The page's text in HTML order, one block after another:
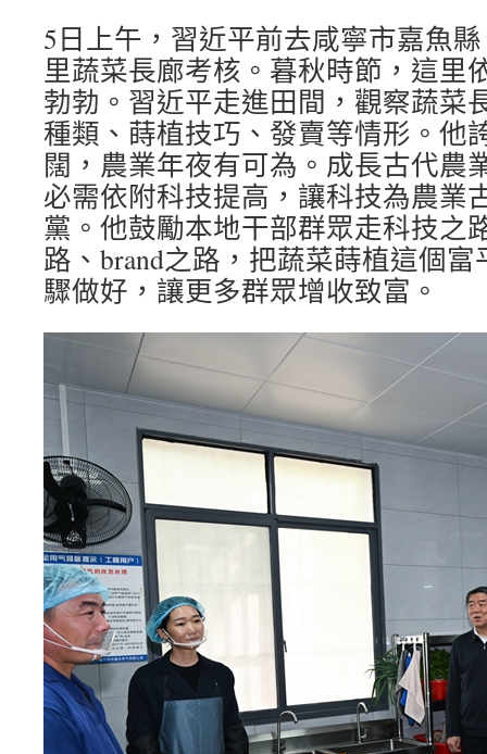
5日上午，習近平前去咸寧市嘉魚
里蔬菜長廊考核。暮秋時節，這里
勃勃。習近平走進田間，觀察蔬菜
種類、蒔植技巧、發賣等情形。他
闊，農業年夜有可為。成長古代農
必需依附科技提高，讓科技為農業
黨。他鼓勵本地干部群眾走科技之
路、brand之路，把蔬菜蒔植這個
驟做好，讓更多群眾增收致富。